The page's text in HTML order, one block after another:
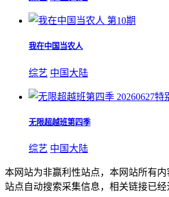
第10期
我在中国当农人
综艺 中国大陆
20260627特
无限超越班第四季
综艺 中国大陆
本网站为非赢利性站点，本网站所有
站点自动搜索采集信息，相关链接已经